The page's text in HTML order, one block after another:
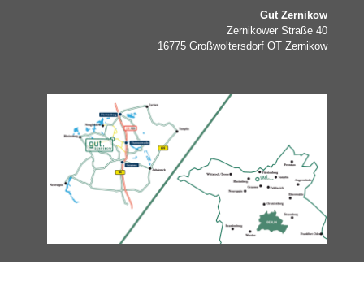
Gut Zernikow
Zernikower Straße 40
16775 Großwoltersdorf OT Zernikow